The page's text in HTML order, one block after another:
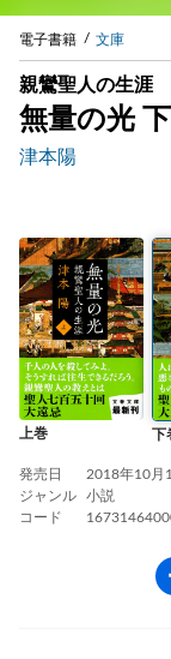
電子書籍 文庫
親鸞聖人の生涯
無量の光 下
津本陽
上巻
発売日
2018年10月
ジャンル
小説
コード